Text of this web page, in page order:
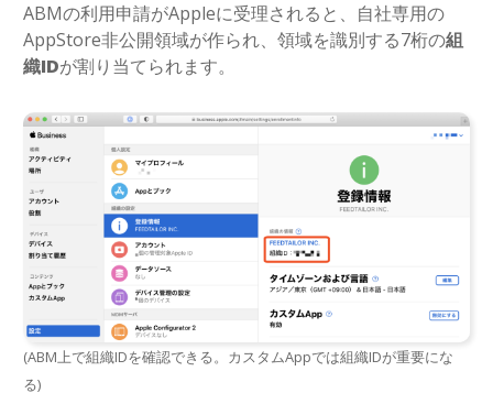
ABMの利用申請がAppleに受理されると、自社専用の
AppStore非公開領域が作られ、領域を識別する7桁の組
織IDが割り当てられます。
(ABM上で組織IDを確認できる。カスタムAppでは組織IDが重要にな
る)